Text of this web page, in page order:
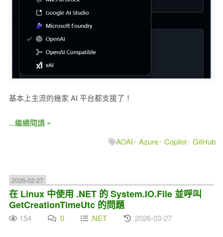
基本上主流的幾家 AI 平台都支援了！
...繼續閱讀 »
AOAI
Azure Copilot GitHub
2026-02-27
在 Linux 中使用 .NET 的 System.IO.File 並呼叫
GetCreationTimeUtc 的問題
154 0 .NET 2026-03-27